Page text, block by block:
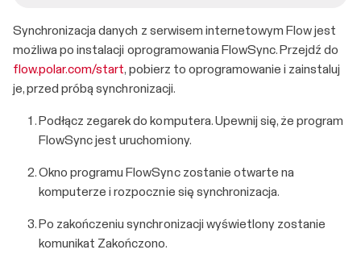
Synchronizacja danych z serwisem internetowym Flow jest
możliwa po instalacji oprogramowania FlowSync. Przejdź do
flow.polar.com/start, pobierz to oprogramowanie i zainstaluj
je, przed próbą synchronizacji.
Podłącz zegarek do komputera. Upewnij się, że program
FlowSync jest uruchomiony.
Okno programu FlowSync zostanie otwarte na
komputerze i rozpocznie się synchronizacja.
Po zakończeniu synchronizacji wyświetlony zostanie
komunikat Zakończono.